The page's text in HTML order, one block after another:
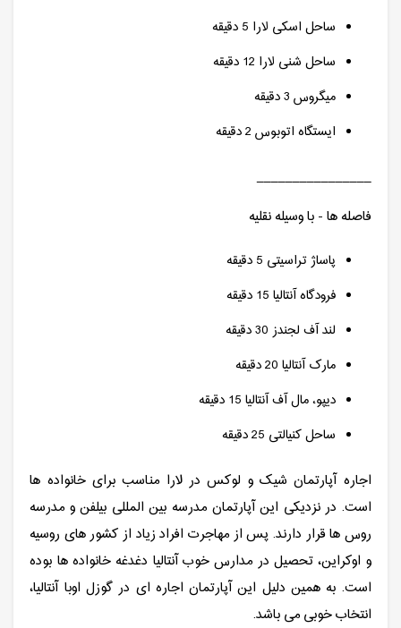
ساحل اسکی لارا 5 دقیقه
ساحل شنی لارا 12 دقیقه
میگروس 3 دقیقه
ایستگاه اتوبوس 2 دقیقه
________________
فاصله ها - با وسیله نقلیه
پاساژ تراسیتی 5 دقیقه
فرودگاه آنتالیا 15 دقیقه
لند آف لجندز 30 دقیقه
مارک آنتالیا 20 دقیقه
دیپو، مال آف آنتالیا 15 دقیقه
ساحل کنیالتی 25 دقیقه
اجاره آپارتمان شیک و لوکس در لارا مناسب برای خانواده ها
است. در نزدیکی این آپارتمان مدرسه بین المللی بیلفن و مدرسه
روس ها قرار دارند. پس از مهاجرت افراد زیاد از کشور های روسیه
و اوکراین، تحصیل در مدارس خوب آنتالیا دغدغه خانواده ها بوده
است. به همین دلیل این آپارتمان اجاره ای در گوزل اوبا آنتالیا،
انتخاب خوبی می باشد.